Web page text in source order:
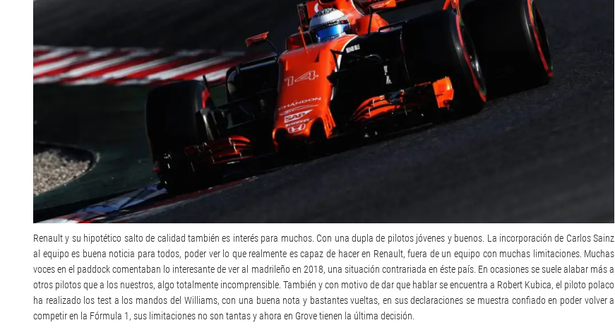
Renault y su hipotético salto de calidad también es interés para muchos. Con una dupla de pilotos jóvenes y buenos. La incorporación de Carlos Sainz
al equipo es buena noticia para todos, poder ver lo que realmente es capaz de hacer en Renault, fuera de un equipo con muchas limitaciones. Muchas
voces en el paddock comentaban lo interesante de ver al madrileño en 2018, una situación contrariada en éste país. En ocasiones se suele alabar más a
otros pilotos que a los nuestros, algo totalmente incomprensible. También y con motivo de dar que hablar se encuentra a Robert Kubica, el piloto polaco
ha realizado los test a los mandos del Williams, con una buena nota y bastantes vueltas, en sus declaraciones se muestra confiado en poder volver a
competir en la Fórmula 1, sus limitaciones no son tantas y ahora en Grove tienen la última decisión.